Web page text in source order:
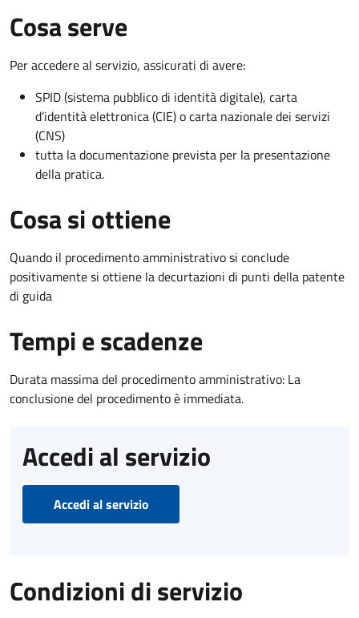
Cosa serve
Per accedere al servizio, assicurati di avere:
SPID (sistema pubblico di identità digitale), carta
d’identità elettronica (CIE) o carta nazionale dei servizi
(CNS)
tutta la documentazione prevista per la presentazione
della pratica.
Cosa si ottiene
Quando il procedimento amministrativo si conclude
positivamente si ottiene la decurtazioni di punti della patente
di guida
Tempi e scadenze
Durata massima del procedimento amministrativo: La
conclusione del procedimento è immediata.
Accedi al servizio
Accedi al servizio
Condizioni di servizio